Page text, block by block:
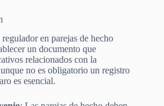
en parejas de hecho
un documento que
relacionados con la
no es obligatorio un registro
es esencial.